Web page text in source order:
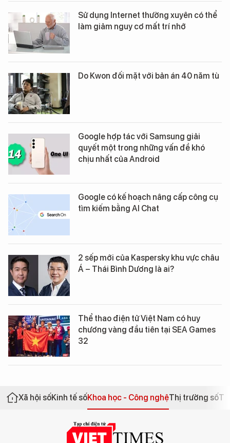
Sử dụng Internet thường xuyên có thể
làm giảm nguy cơ mất trí nhớ
Do Kwon đối mặt với bản án 40 năm tù
Google hợp tác với Samsung giải
quyết một trong những vấn đề khó
chịu nhất của Android
Google có kế hoạch nâng cấp công cụ
tìm kiếm bằng AI Chat
2 sếp mới của Kaspersky khu vực châu
Á – Thái Bình Dương là ai?
Thể thao điện tử Việt Nam có huy
chương vàng đầu tiên tại SEA Games
32
Xã hội sốKinh tế sốKhoa học - Công nghệThị trường số